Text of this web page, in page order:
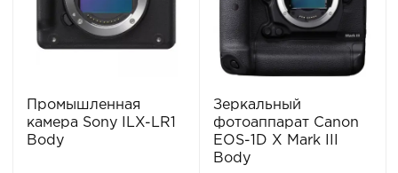
Промышленная
камера Sony ILX-LR1
Body
Зеркальный
фотоаппарат Canon
EOS-1D X Mark III
Body